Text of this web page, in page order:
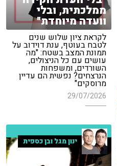
ממלכתית, ובלי
וועדה מיוחדת"
לקראת ציון שלוש שנים
לטבח בעוטף, ענת דוידוב על
תמונת המצב בשטח: "מה
עושים עם כל הניצולים,
השורדים, ומשפחות
הנרצחים? נפשית הם עדיין
מרוסקים"
29/07/2026
ינון מגל ובן כספית